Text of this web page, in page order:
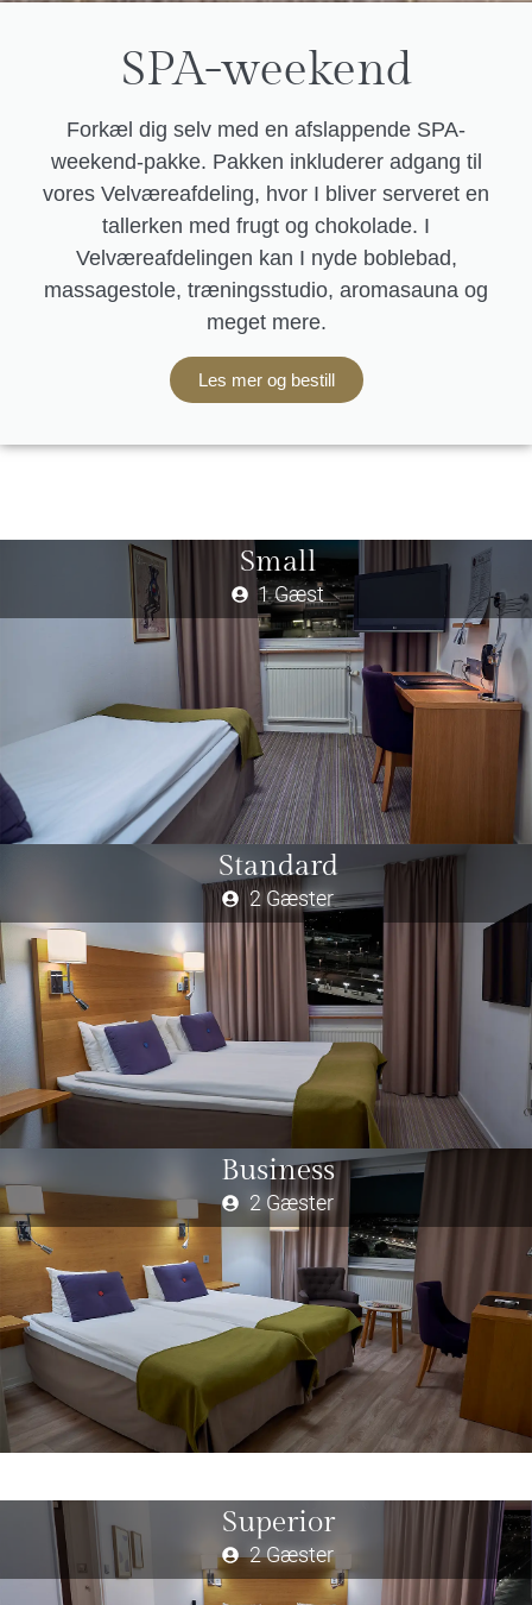
SPA-weekend
Forkæl dig selv med en afslappende SPA-
weekend-pakke. Pakken inkluderer adgang til
vores Velværeafdeling, hvor I bliver serveret en
tallerken med frugt og chokolade. I
Velværeafdelingen kan I nyde boblebad,
massagestole, træningsstudio, aromasauna og
meget mere.
Les mer og bestill
Small
1 Gæst
Standard
2 Gæster
Business
2 Gæster
Superior
2 Gæster